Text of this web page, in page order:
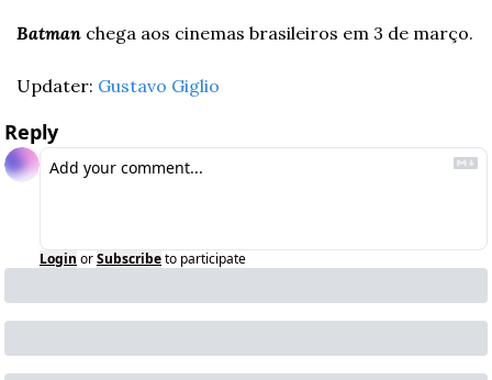
Batman chega aos cinemas brasileiros em 3 de março.
Updater: Gustavo Giglio
Reply
Login orSubscribeto participate